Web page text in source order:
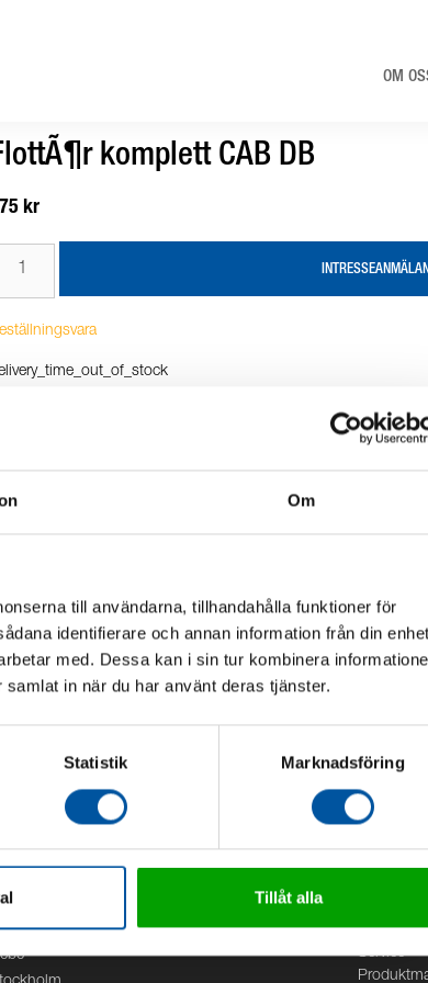
Om
till användarna, tillhandahålla funktioner för
identifierare och annan information från din enhet
med. Dessa kan i sin tur kombinera
in när du har använt deras tjänster.
Statistik Marknadsföring
Tillåt alla
OM
komplett CAB DB
kr
Service